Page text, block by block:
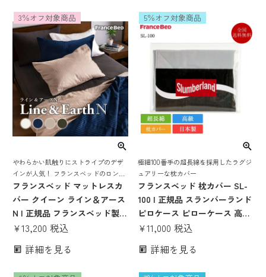
密度連続スプリング 抗菌 防ダ
ニ
3％オフ対象商品
やわらかい肌触りにストライプのデザ
インが人気！ フランスベッドのロング
セラー マットレスカバー
フランスベッド マットレスカ
バー クイーン ライン＆アース
N | 正規品 フランスベッド製
ボックスシーツ シーツカバー
抗菌防臭 ストライプ おしゃれ
¥13,200 税込
詳細を見る
5％オフ対象商品
極細100番手の超長綿を採用したラグジ
ュアリーな枕カバー
フランスベッド 枕カバー SL-
100 | 正規品 スランバーランド
ピロケース ピローケース 高級
超長綿 サテン 日本製 国産 綿
ンバーランド
¥11,000 税込
詳細を見る